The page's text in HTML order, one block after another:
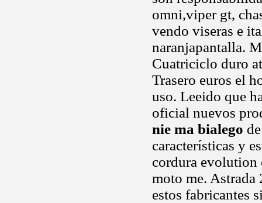
omni,viper gt,
vendo viseras e
naranjapantalla.
Cuatriciclo duro
Trasero euros el
uso. Leeido que
oficial nuevos
nie ma bialego
características y
cordura evolution
moto me. Astrada
estos fabricantes